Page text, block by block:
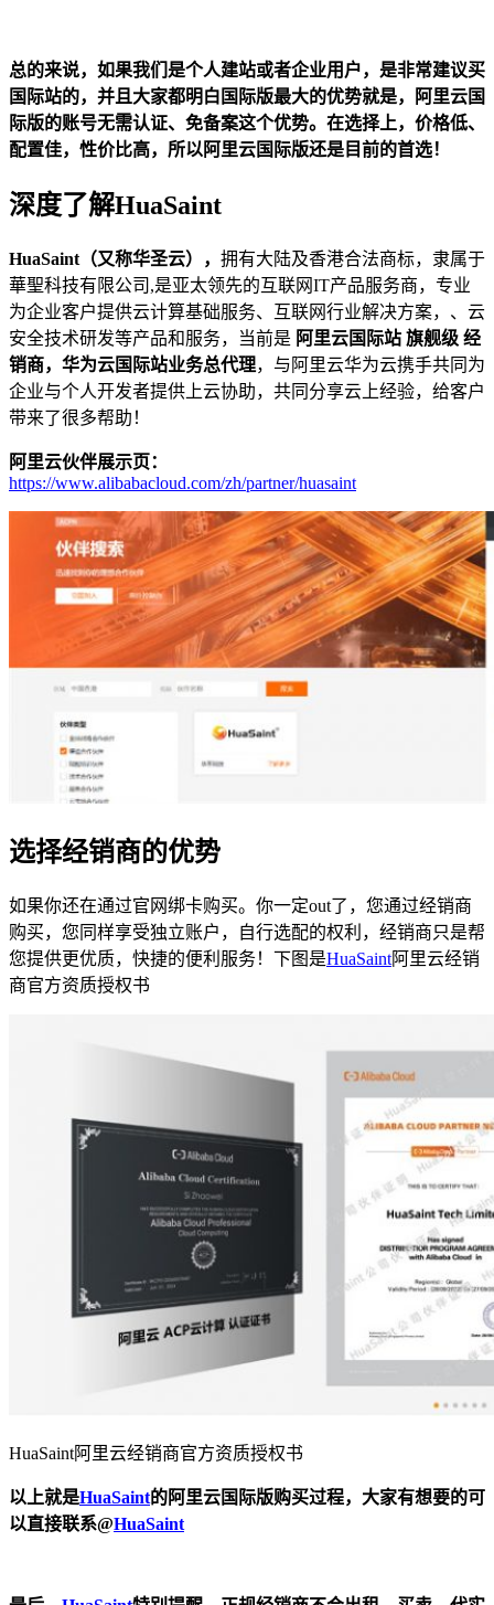
总的来说，如果我们是个人建站或者企业用户，是非常建议买
国际站的，并且大家都明白国际版最大的优势就是，
阿里云国
际版的账号无需认证、免备案这个优势。在选择上，价格低、
配置佳，性价比高，所以阿里云国际版还是目前的首选！
深度了解HuaSaint
HuaSaint （又称华圣云）， 拥有大陆及香港合法商标，隶属于
華聖科技有限公司,是亚太领先的互联网IT产品服务商，专业
为企业客户提供云计算基础服务、互联网行业解决方案，、云
安全技术研发等产品和服务，当前是 阿里云国际站 旗舰级 经
销商，华为云国际站业务总代理，与阿里云华为云携手共同为
企业与个人开发者提供上云协助，共同分享云上经验，给客户
带来了很多帮助！
阿里云伙伴展示页：
https://www.alibabacloud.com/zh/partner/huasaint
选择经销商的优势
如果你还在通过官网绑卡购买。你一定out了，您通过经销商
购买，您同样享受独立账户，自行选配的权利，经销商只是帮
您提供更优质，快捷的便利服务！下图是HuaSaint阿里云经销
商官方资质授权书
HuaSaint阿里云经销商官方资质授权书
以上就是HuaSaint的阿里云国际版购买过程，大家有想要的可
以直接联系@HuaSaint